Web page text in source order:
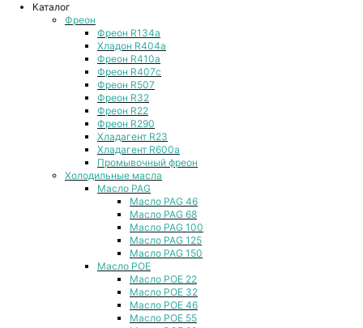
Каталог
Фреон
Фреон R134a
Хладон R404a
Фреон R410a
Фреон R407с
Фреон R507
Фреон R32
Фреон R22
Фреон R290
Хладагент R23
Хладагент R600a
Промывочный фреон
Холодильные масла
Масло PAG
Масло PAG 46
Масло PAG 68
Масло PAG 100
Масло PAG 125
Масло PAG 150
Масло POE
Масло POE 22
Масло POE 32
Масло POE 46
Масло POE 55